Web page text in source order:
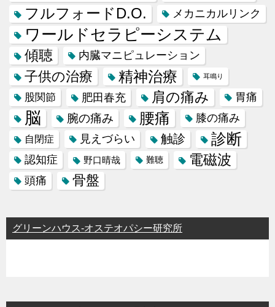
フルフォードD.O. メカニカルリンク
ワールドセラピーシステム
傾聴 内臓マニピュレーション
子供の治療 精神治療 耳鳴り
股関節 肥田春充 肩の痛み 胃痛
脳 腕の痛み 腰痛 膝の痛み
自閉症 見えづらい 触診 診断
認知症 野口晴哉 難聴 電磁波
頭痛 骨盤
グリーンハウス-オステオパシー研究所